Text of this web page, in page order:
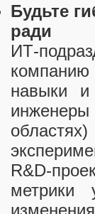
Будьте
ради
навыки
метрики